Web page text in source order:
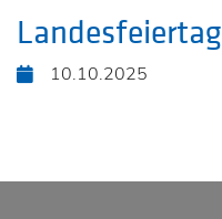
Landesfeiertag
10.10.2025